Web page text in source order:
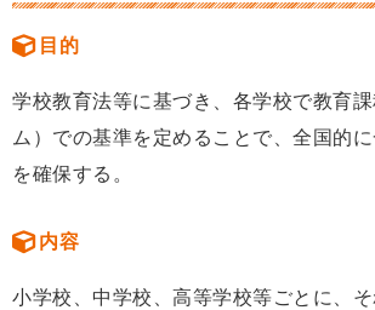
目的
学校教育法等に基づき、各学校で教育
ム）での基準を定めることで、全国的
を確保する。
内容
小学校、中学校、高等学校等ごとに、